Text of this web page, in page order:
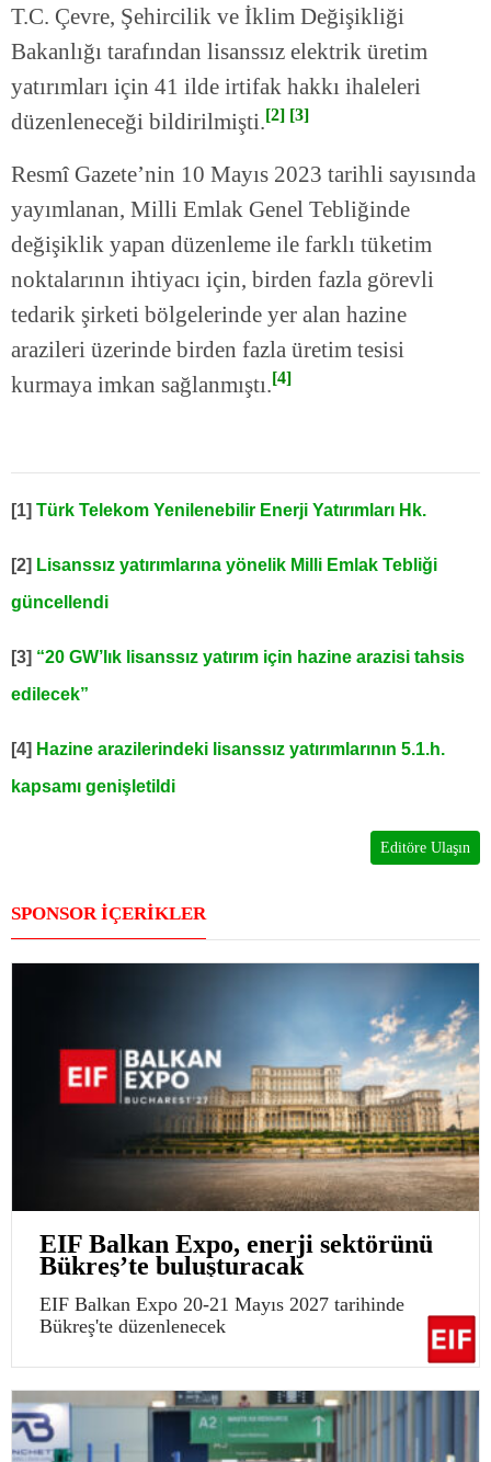
T.C. Çevre, Şehircilik ve İklim Değişikliği
Bakanlığı tarafından lisanssız elektrik üretim
yatırımları için 41 ilde irtifak hakkı ihaleleri
düzenleneceği bildirilmişti.[2] [3]
Resmî Gazete’nin 10 Mayıs 2023 tarihli sayısında
yayımlanan, Milli Emlak Genel Tebliğinde
değişiklik yapan düzenleme ile farklı tüketim
noktalarının ihtiyacı için, birden fazla görevli
tedarik şirketi bölgelerinde yer alan hazine
arazileri üzerinde birden fazla üretim tesisi
kurmaya imkan sağlanmıştı.[4]
[1] Türk Telekom Yenilenebilir Enerji Yatırımları Hk.
[2] Lisanssız yatırımlarına yönelik Milli Emlak Tebliği
güncellendi
[3] “20 GW’lık lisanssız yatırım için hazine arazisi tahsis
edilecek”
[4] Hazine arazilerindeki lisanssız yatırımlarının 5.1.h.
kapsamı genişletildi
Editöre Ulaşın
SPONSOR İÇERİKLER
EIF Balkan Expo, enerji sektörünü
Bükreş’te buluşturacak
EIF Balkan Expo 20-21 Mayıs 2027 tarihinde
Bükreş'te düzenlenecek